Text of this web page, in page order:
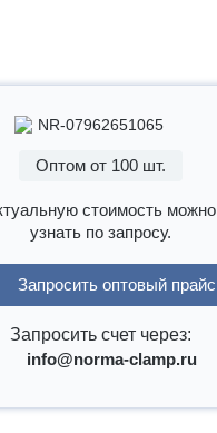
NR-07962651065
Оптом от 100 шт.
стоимость можно
узнать по запросу.
Запросить оптовый прайс
Запросить счет через:
info@norma-clamp.ru